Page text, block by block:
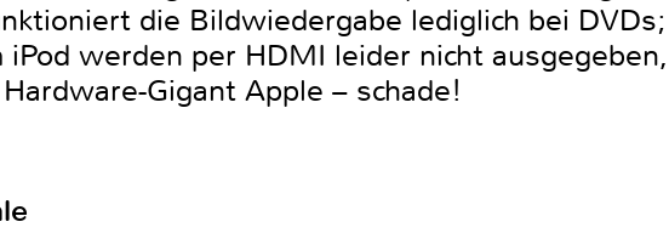
die Bildwiedergabe lediglich bei
iPod werden per HDMI leider nicht
Gigant Apple – schade!